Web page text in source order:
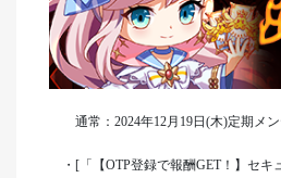
通常：2024年12月19日(木)定期メン
・[「【OTP登録で報酬GET！】セキ